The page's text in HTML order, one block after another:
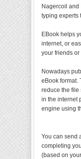
Nagercoil and
typing experts
EBook helps
internet, or
your friends
Nowadays
eBook format.
reduce the file
in the internet
engine using
You can send
completing
(based on